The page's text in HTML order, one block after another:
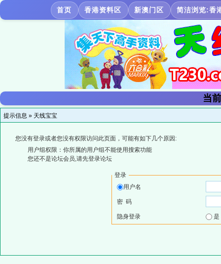
首页 香港资料区 新澳门区 简洁浏览:香
当
提示信息 » 天线宝宝
您没有登录或者您没有权限访问此页面，可能有如下几个原因:
用户组权限：你所属的用户组不能使用搜索功能
您还不是论坛会员,请先登录论坛
登录
用户名
密 码
隐身登录